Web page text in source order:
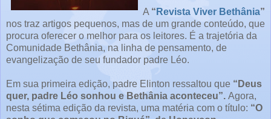
A “ Revista Viver Bethânia”
nos traz artigos pequenos, mas de um grande conteúdo, que
procura oferecer o melhor para os leitores. É a trajetória da
Comunidade Bethânia, na linha de pensamento, de
evangelização de seu fundador padre Léo.
Em sua primeira edição, padre Elinton ressaltou que “Deus
quer, padre Léo sonhou e Bethânia aconteceu”. Agora,
nesta sétima edição da revista, uma matéria com o título: “O